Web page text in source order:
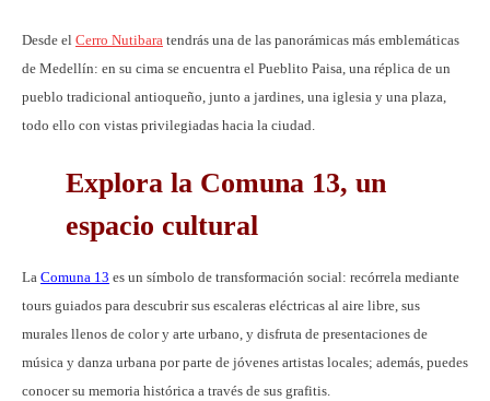
Desde el Cerro Nutibara tendrás una de las panorámicas más emblemáticas
de Medellín: en su cima se encuentra el Pueblito Paisa, una réplica de un
pueblo tradicional antioqueño, junto a jardines, una iglesia y una plaza,
todo ello con vistas privilegiadas hacia la ciudad.
Explora la Comuna 13, un
espacio cultural
La Comuna 13 es un símbolo de transformación social: recórrela mediante
tours guiados para descubrir sus escaleras eléctricas al aire libre, sus
murales llenos de color y arte urbano, y disfruta de presentaciones de
música y danza urbana por parte de jóvenes artistas locales; además, puedes
conocer su memoria histórica a través de sus grafitis.